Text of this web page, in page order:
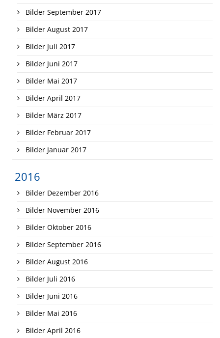
Bilder September 2017
Bilder August 2017
Bilder Juli 2017
Bilder Juni 2017
Bilder Mai 2017
Bilder April 2017
Bilder März 2017
Bilder Februar 2017
Bilder Januar 2017
2016
Bilder Dezember 2016
Bilder November 2016
Bilder Oktober 2016
Bilder September 2016
Bilder August 2016
Bilder Juli 2016
Bilder Juni 2016
Bilder Mai 2016
Bilder April 2016